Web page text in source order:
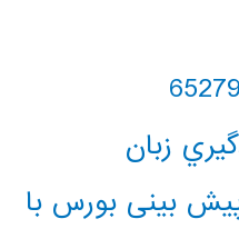
زبان
بینی بورس با